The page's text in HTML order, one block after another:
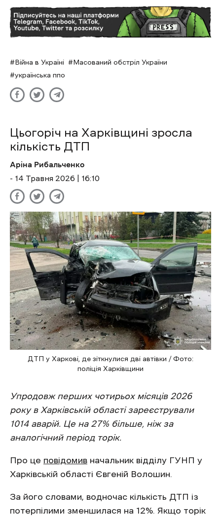
Війна в Україні
Масований обстріл України
українська ппо
Цьогоріч на Харківщині зросла
кількість ДТП
Аріна Рибальченко
- 14 Травня 2026 | 16:10
ДТП у Харкові, де зіткнулися дві автівки / Фото:
поліція Харківщини
Упродовж перших чотирьох місяців 2026
року в Харківській області зареєстрували
1014 аварій. Це на 27% більше, ніж за
аналогічний період торік.
Про це повідомив начальник відділу ГУНП у
Харківській області Євгеній Волошин.
За його словами, водночас кількість ДТП із
потерпілими зменшилася на 12%. Якщо торік